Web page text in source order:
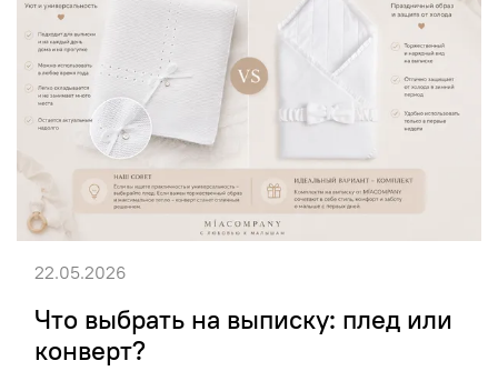
Что выбрать на выписку: плед или
конверт?
22.05.2026